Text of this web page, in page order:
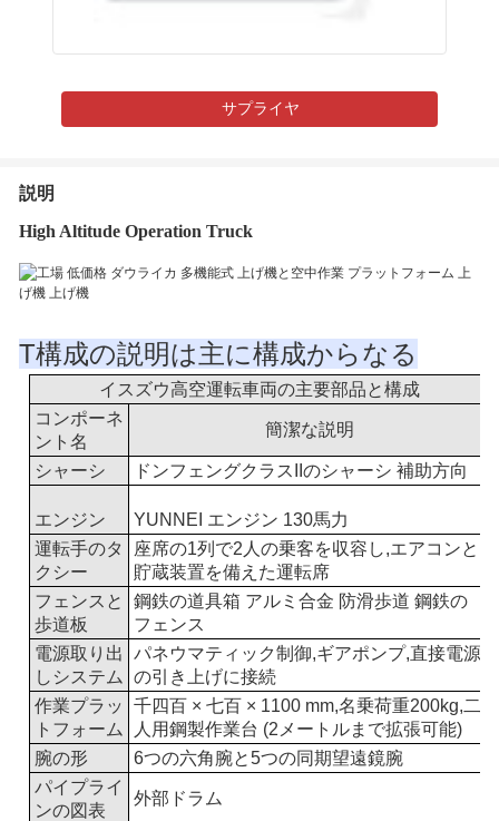
サプライヤ
説明
High Altitude Operation Truck
T構成の説明は主に構成からなる
イスズウ高空運転車両の主要部品と構成
コンポーネ
ント名
簡潔な説明
シャーシ ドンフェングクラスIIのシャーシ 補助方向
エンジン
YUNNEI エンジン 130馬力
運転手のタ
クシー
座席の1列で2人の乗客を収容し,エアコンと
貯蔵装置を備えた運転席
フェンスと
歩道板
鋼鉄の道具箱 アルミ合金 防滑歩道 鋼鉄の
フェンス
電源取り出
しシステム
パネウマティック制御,ギアポンプ,直接電源
の引き上げに接続
作業プラッ
トフォーム
千四百 × 七百 × 1100 mm,名乗荷重200kg,二
人用鋼製作業台 (2メートルまで拡張可能)
腕の形
6つの六角腕と5つの同期望遠鏡腕
パイプライ
ンの図表
外部ドラム